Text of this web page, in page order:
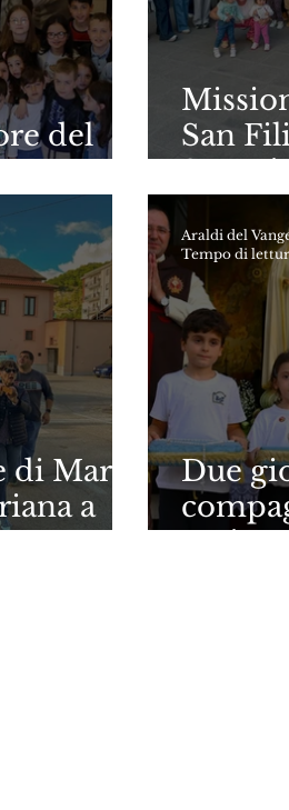
del
San
(Sicilia)
Maria.
a
Due
tra i
Araldi del
Tempo di